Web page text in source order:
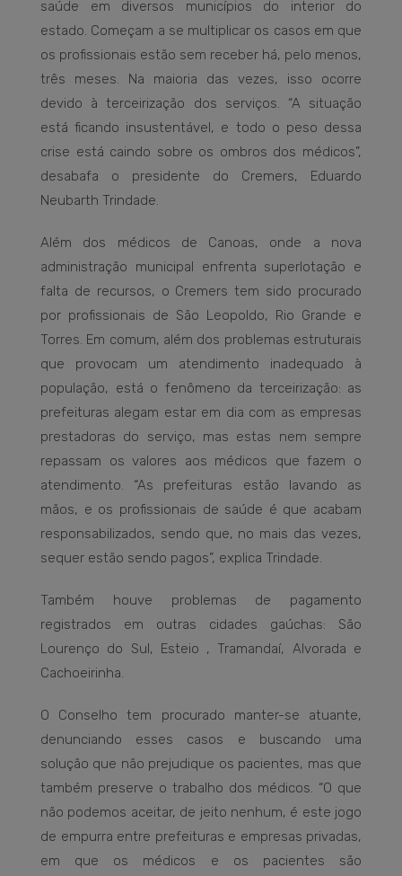
saúde em diversos municípios do interior do
estado. Começam a se multiplicar os casos em que
os profissionais estão sem receber há, pelo menos,
três meses. Na maioria das vezes, isso ocorre
devido à terceirização dos serviços. “A situação
está ficando insustentável, e todo o peso dessa
crise está caindo sobre os ombros dos médicos”,
desabafa o presidente do Cremers, Eduardo
Neubarth Trindade.
Além dos médicos de Canoas, onde a nova
administração municipal enfrenta superlotação e
falta de recursos, o Cremers tem sido procurado
por profissionais de São Leopoldo, Rio Grande e
Torres. Em comum, além dos problemas estruturais
que provocam um atendimento inadequado à
população, está o fenômeno da terceirização: as
prefeituras alegam estar em dia com as empresas
prestadoras do serviço, mas estas nem sempre
repassam os valores aos médicos que fazem o
atendimento. “As prefeituras estão lavando as
mãos, e os profissionais de saúde é que acabam
responsabilizados, sendo que, no mais das vezes,
sequer estão sendo pagos”, explica Trindade.
Também houve problemas de pagamento
registrados em outras cidades gaúchas: São
Lourenço do Sul, Esteio , Tramandaí, Alvorada e
Cachoeirinha.
O Conselho tem procurado manter-se atuante,
denunciando esses casos e buscando uma
solução que não prejudique os pacientes, mas que
também preserve o trabalho dos médicos. “O que
não podemos aceitar, de jeito nenhum, é este jogo
de empurra entre prefeituras e empresas privadas,
em que os médicos e os pacientes são